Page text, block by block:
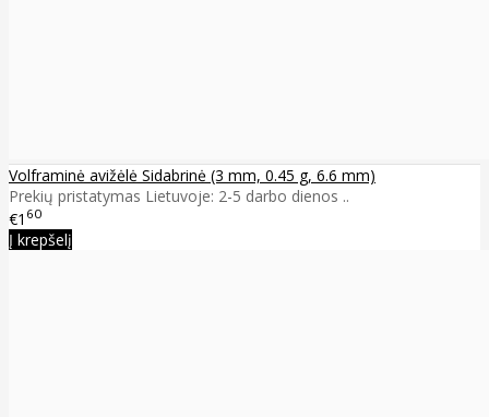
Volframinė avižėlė Sidabrinė (3 mm, 0.45 g, 6.6 mm)
Prekių pristatymas Lietuvoje: 2-5 darbo dienos ..
€1 60
Į krepšelį